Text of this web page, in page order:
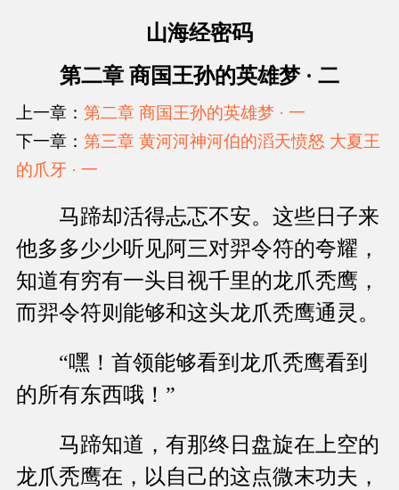
山海经密码
第二章 商国王孙的英雄梦 · 二
上一章： 第二章 商国王孙的英雄梦 · 一
下一章： 第三章 黄河河神河伯的滔天愤怒 大夏王
的爪牙 · 一
马蹄却活得忐忑不安。这些日子来
他多多少少听见阿三对羿令符的夸耀，
知道有穷有一头目视千里的龙爪秃鹰，
而羿令符则能够和这头龙爪秃鹰通灵。
“嘿！首领能够看到龙爪秃鹰看到
的所有东西哦！”
马蹄知道，有那终日盘旋在上空的
龙爪秃鹰在，以自己的这点微末功夫，